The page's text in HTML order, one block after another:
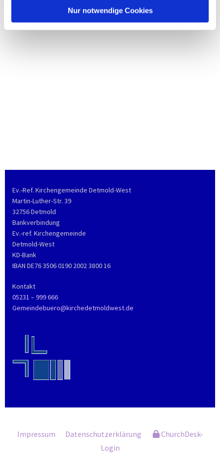
Nur notwendige Cookies
Ev.-Ref. Kirchengemeinde Detmold-West
Martin-Luther-Str. 39
32756 Detmold
Bankverbindung
Ev.-ref. Kirchengemeinde
Detmold-West
KD-Bank
IBAN DE76 3506 0190 2002 3800 16
Kontakt
05231 – 999 666
Gemeindebuero@kirchedetmoldwest.de
Impressum Datenschutzerklärung
ChurchDesk-
Login